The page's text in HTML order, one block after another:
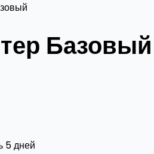
Базовый
5 дней